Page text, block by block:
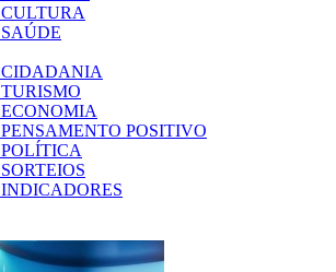
CULTURA
SAÚDE
CIDADANIA
TURISMO
ECONOMIA
PENSAMENTO POSITIVO
POLÍTICA
SORTEIOS
INDICADORES